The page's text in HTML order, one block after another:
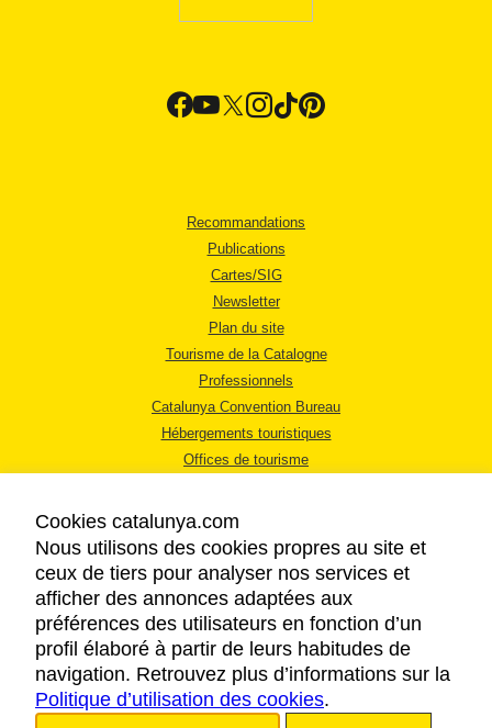
Recommandations
Publications
Cartes/SIG
Newsletter
Plan du site
Tourisme de la Catalogne
Professionnels
Catalunya Convention Bureau
Hébergements touristiques
Offices de tourisme
MENTIONS LÉGALES
RÈGLES DE CONFIDENTIALITÉ
COOKIES
ACCESSIBILITÉ
Cookies catalunya.com
Nous utilisons des cookies propres au site et
ceux de tiers pour analyser nos services et
afficher des annonces adaptées aux
préférences des utilisateurs en fonction d’un
profil élaboré à partir de leurs habitudes de
navigation. Retrouvez plus d’informations sur la
Politique d’utilisation des cookies.